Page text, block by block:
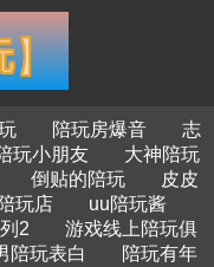
陪玩房爆音
志
玩小朋友
大神陪玩
倒贴的陪玩
皮皮
玩店
uu陪玩酱
2
游戏线上陪玩俱
陪玩表白
陪玩有年